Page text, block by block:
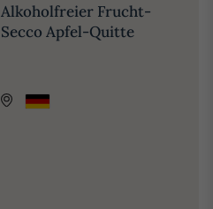
Alkoholfreier Frucht-
Secco Apfel-Quitte